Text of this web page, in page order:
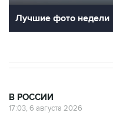
Лучшие фото недели
В РОССИИ
17:03, 6 августа 2026